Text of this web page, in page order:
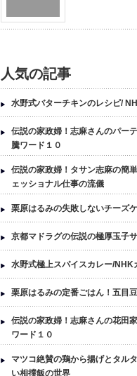
人気の記事
水野式バターチキンのレシピ/
伝説の家政婦！志麻さんのパー
騰ワード１０
伝説の家政婦！タサン志麻の簡
ェッショナル仕事の流儀
栗原はるみの失敗しないチーズ
京都マドラグの伝説の極厚玉子
水野式極上スパイスカレー/NHK
栗原はるみの定番ごはん！五目
伝説の家政婦！志麻さんの花田
ワード１０
マツコ絶賛の鶏から揚げとタル
い相撲飯の世界